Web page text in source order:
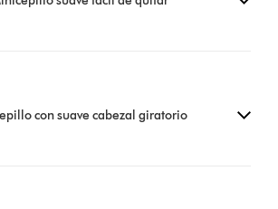
con suave cabezal giratorio